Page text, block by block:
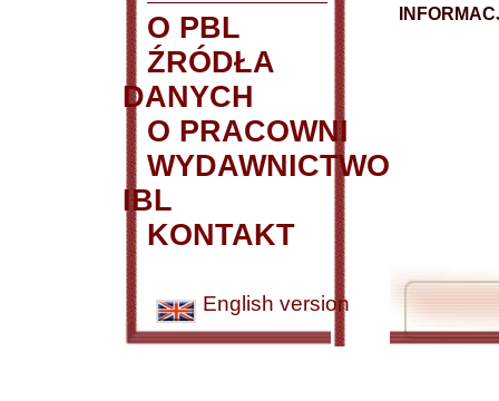
O PBL
ŹRÓDŁA
DANYCH
O PRACOWNI
WYDAWNICTWO
IBL
KONTAKT
English version